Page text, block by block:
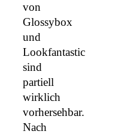
von
Glossybox
und
Lookfantastic
sind
partiell
wirklich
vorhersehbar.
Nach